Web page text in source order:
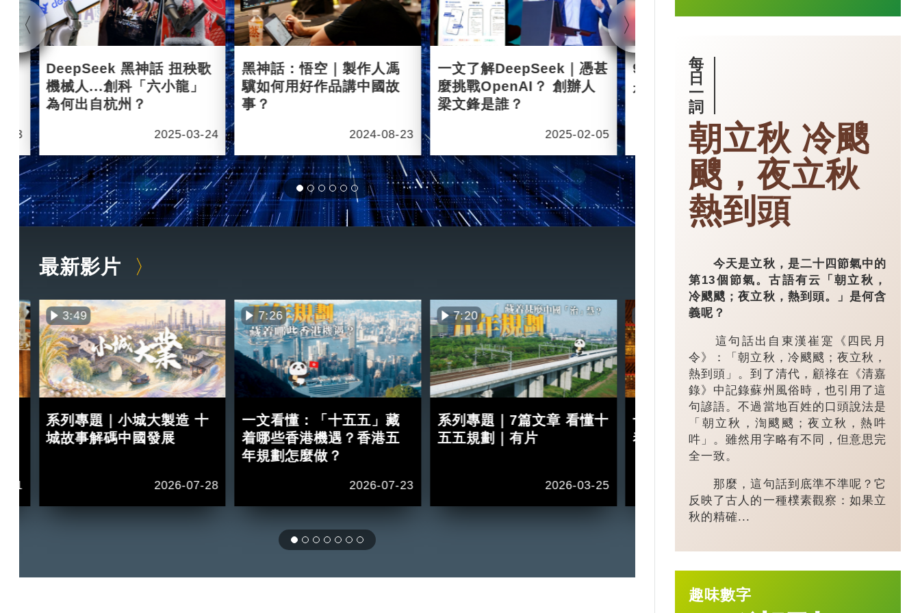
03
DeepSeek 黑神話 扭秧歌
機械人...創科「六小龍」
為何出自杭州？
2025-03-24
黑神話：悟空｜製作人馮
驥如何用好作品講中國故
事？
2024-08-23
一文了解DeepSeek｜憑甚
麼挑戰OpenAI？ 創辦人
梁文鋒是誰？
2025-02-05
90後王興興 「英語學渣」
是機械人天才
2025-03-17
最新影片
11
3:49
系列專題｜小城大製造 十
城故事解碼中國發展
2026-07-28
7:26
一文看懂：「十五五」藏
着哪些香港機遇？香港五
年規劃怎麼做？
2026-07-23
7:20
系列專題｜7篇文章 看懂十
五五規劃｜有片
2026-03-25
十五五規劃｜五年規劃 藏
着甚麼中國「治」慧？
2026-03-18
小城大業｜浙
鎮：一粒珍
每
日
一
詞
朝立秋 冷颼
颼，夜立秋
熱到頭
今天是立秋，是二十四節氣中的
第13個節氣。古語有云「朝立秋，
冷颼颼；夜立秋，熱到頭。」是何含
義呢？
這句話出自東漢崔寔《四民月
令》：「朝立秋，冷颼颼；夜立秋，
熱到頭」。到了清代，顧祿在《清嘉
錄》中記錄蘇州風俗時，也引用了這
句諺語。不過當地百姓的口頭說法是
「朝立秋，渹颼颼；夜立秋，熱吽
吽」。雖然用字略有不同，但意思完
全一致。
那麼，這句話到底準不準呢？它
反映了古人的一種樸素觀察：如果立
秋的精確...
趣味數字